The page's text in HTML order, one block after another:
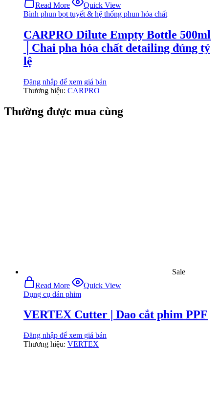
Read More
Quick View
Bình phun bọt tuyết & hệ thống phun hóa chất
CARPRO Dilute Empty Bottle 500ml
│Chai pha hóa chất detailing đúng tỷ
lệ
Đăng nhập để xem giá bán
Thương hiệu: CARPRO
Thường được mua cùng
Sale
Read More
Quick View
Dụng cụ dán phim
VERTEX Cutter | Dao cắt phim PPF
Đăng nhập để xem giá bán
Thương hiệu: VERTEX